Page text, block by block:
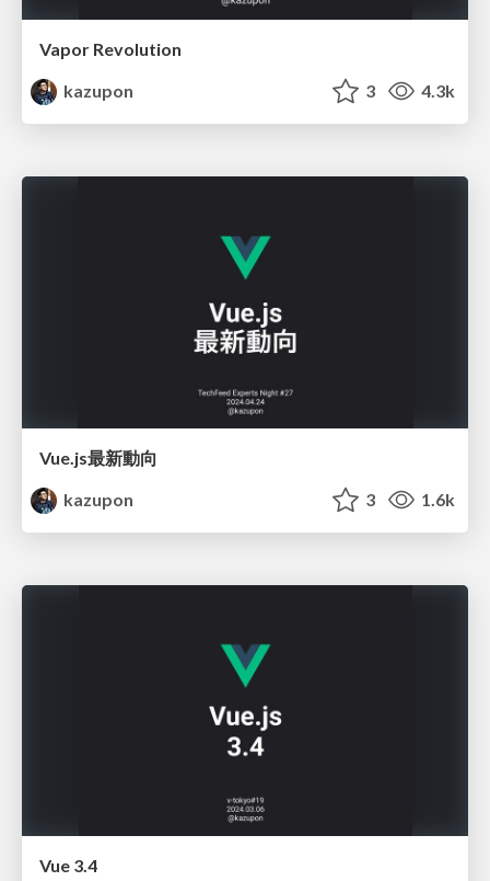
Vapor Revolution
kazupon
3 4.3k
Vue.js最新動向
kazupon
3 1.6k
Vue 3.4